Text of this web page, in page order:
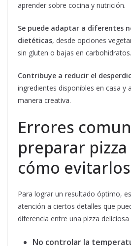
aprender sobre cocina y nutrición.
Se puede adaptar a diferentes
dietéticas, desde opciones
sin gluten o bajas en carbohidratos.
Contribuye a reducir el
ingredientes disponibles en casa y
manera creativa.
Errores
preparar pizza
cómo evitarlos
Para lograr un resultado óptimo,
atención a ciertos detalles que
diferencia entre una pizza
No controlar la